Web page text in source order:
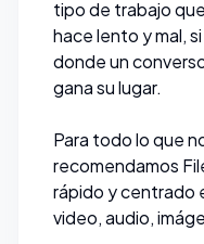
tipo de trabajo
hace lento y mal,
donde un
gana su lugar.
Para todo lo que
recomendamos
rápido y centrado
video, audio,